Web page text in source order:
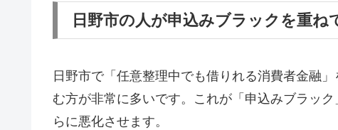
日野市の人が申込みブラックを重
日野市で「任意整理中でも借りれる消費者金融
む方が非常に多いです。これが「申込みブラッ
らに悪化させます。